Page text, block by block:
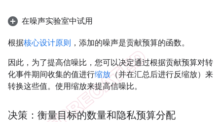
在噪声实验室中试用
根据核心设计原则 ，添加的噪声是贡献预算的函数。
因此，为了提高信噪比，您可以决定通过根据贡献预算对转
化事件期间收集的值进行缩放（并在汇总后进行反缩放）来
转换这些值。使用缩放来提高信噪比。
决策：衡量目标的数量和隐私预算分配